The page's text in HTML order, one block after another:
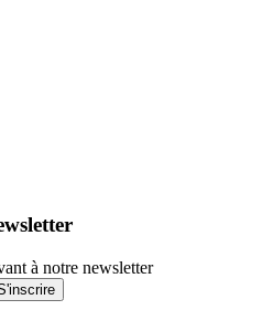
à notre newsletter